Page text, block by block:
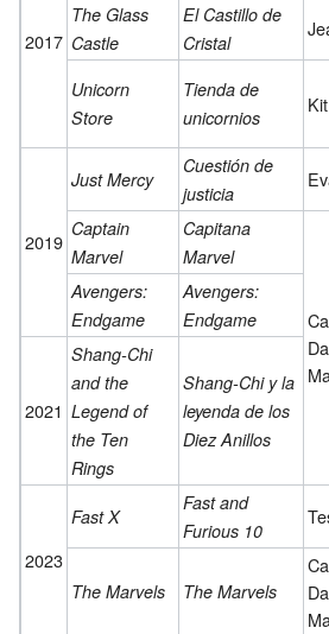
2017
The Glass
Castle
El Castillo de
Cristal
Unicorn
Store
Tienda de
unicornios
Kit
2019
Just Mercy
Cuestión de
justicia
Captain
Marvel
Capitana
Marvel
Avengers:
Endgame
Avengers:
Endgame
2021
Shang-Chi
and the
Legend of
the Ten
Rings
Shang-Chi y la
leyenda de los
Diez Anillos
2023
Fast X
Fast and
Furious 10
The Marvels The Marvels